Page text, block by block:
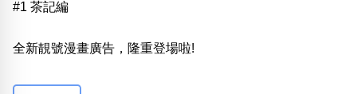
#1 茶記編
全新靚號漫畫廣告，隆重登場啦!